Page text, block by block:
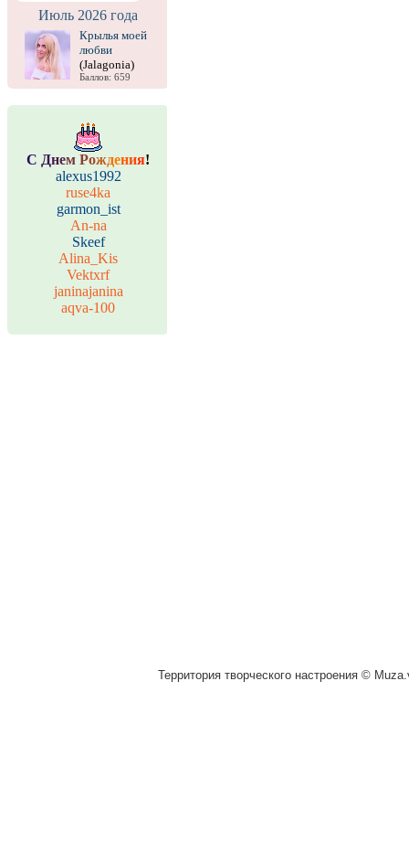
Июль 2026 года
Крылья моей
любви
(Jalagonia)
Баллов: 659
С Днем Рождения!
alexus1992
ruse4ka
garmon_ist
An-na
Skeef
Alina_Kis
Vektxrf
janinajanina
aqva-100
Территория творческого настроения ©